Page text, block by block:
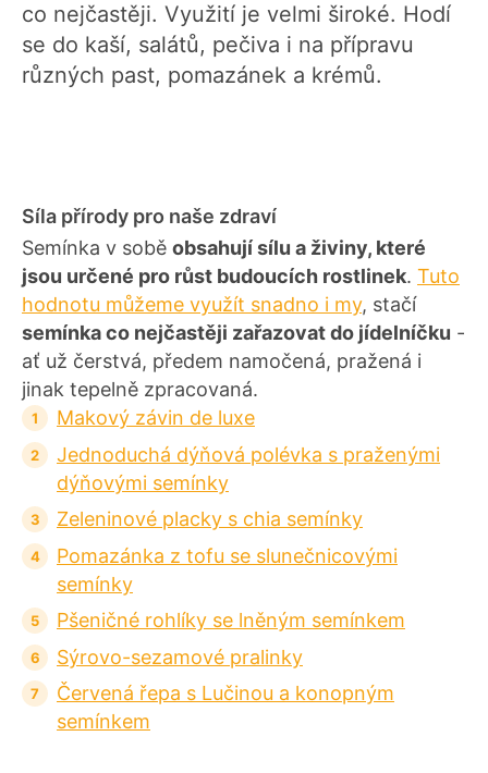
co nejčastěji. Využití je velmi široké. Hodí
se do kaší, salátů, pečiva i na přípravu
různých past, pomazánek a krémů.
Síla přírody pro naše zdraví
Semínka v sobě obsahují sílu a živiny, které
jsou určené pro růst budoucích rostlinek. Tuto
hodnotu můžeme využít snadno i my, stačí
semínka co nejčastěji zařazovat do jídelníčku -
ať už čerstvá, předem namočená, pražená i
jinak tepelně zpracovaná.
Makový závin de luxe
Jednoduchá dýňová polévka s praženými
dýňovými semínky
Zeleninové placky s chia semínky
Pomazánka z tofu se slunečnicovými
semínky
Pšeničné rohlíky se lněným semínkem
Sýrovo-sezamové pralinky
Červená řepa s Lučinou a konopným
semínkem